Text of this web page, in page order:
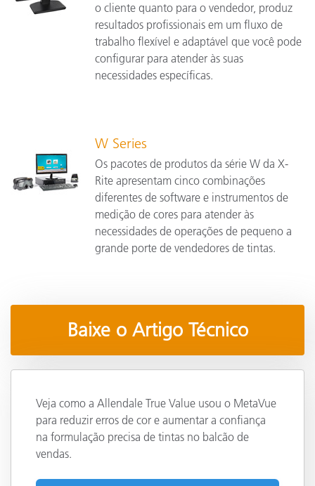
o cliente quanto para o vendedor, produz
resultados profissionais em um fluxo de
trabalho flexível e adaptável que você pode
configurar para atender às suas
necessidades específicas.
W Series
Os pacotes de produtos da série W da X-
Rite apresentam cinco combinações
diferentes de software e instrumentos de
medição de cores para atender às
necessidades de operações de pequeno a
grande porte de vendedores de tintas.
Baixe o Artigo Técnico
Veja como a Allendale True Value usou o MetaVue
para reduzir erros de cor e aumentar a confiança
na formulação precisa de tintas no balcão de
vendas.